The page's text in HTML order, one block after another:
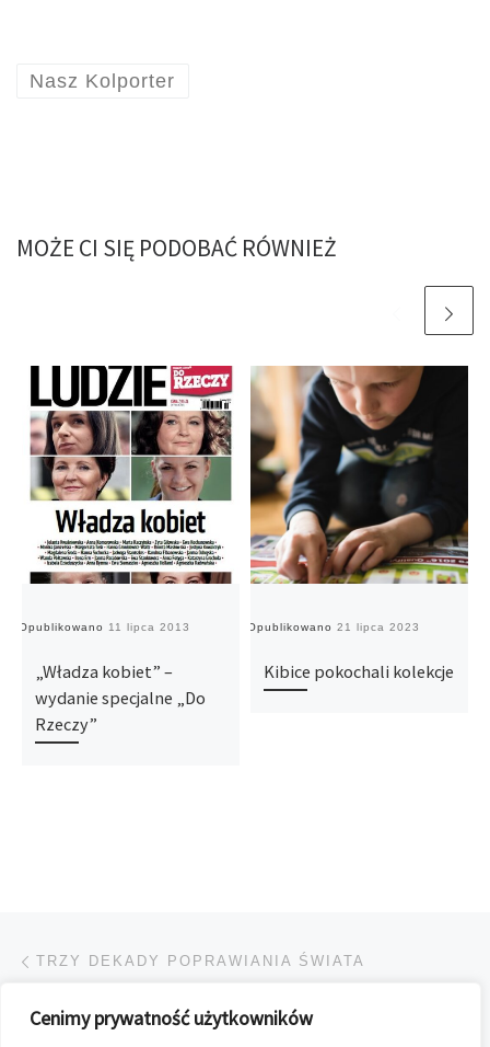
Cenimy prywatność użytkowników
Nasz Kolporter
MOŻE CI SIĘ PODOBAĆ RÓWNIEŻ
Opublikowano 11 lipca 2013
„Władza kobiet” –
wydanie specjalne „Do
Rzeczy”
Opublikowano 21 lipca 2023
Kibice pokochali kolekcje
Przeglądanie Wpisów
TRZY DEKADY POPRAWIANIA ŚWIATA
POWRÓT DO LISTY